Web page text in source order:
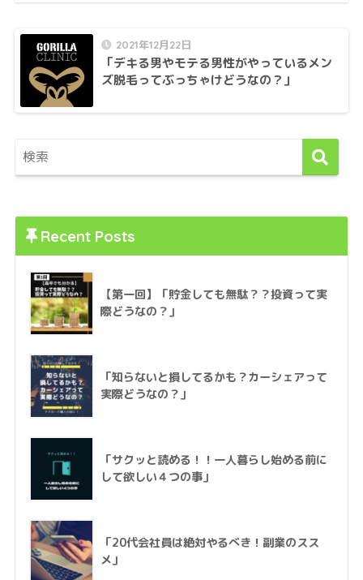
2021年12月22日
「デキる男やモテる男性がやっているメン
ズ脱毛ってぶっちゃけどうなの？」
Recent Posts
【第一回】「貯金しても無駄？？投資って実
際どうなの？」
「知らないと損してるかも？カーシェアって
実際どうなの？」
「サクッと読める！！一人暮らし始める前に
して欲しい４つの事」
「20代会社員は絶対やるべき！副業のスス
メ」